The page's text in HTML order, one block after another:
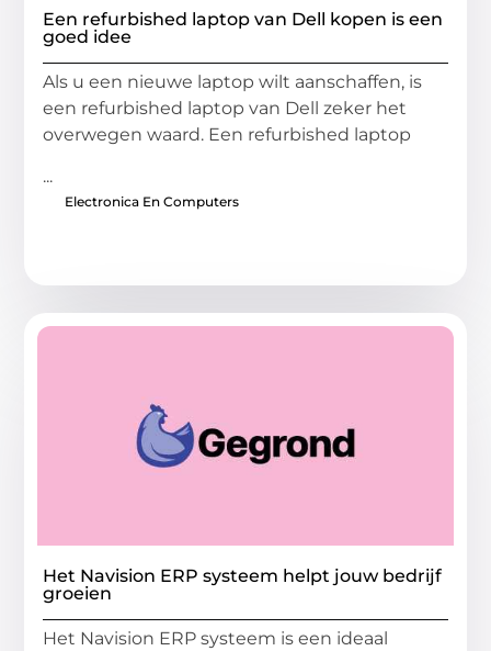
Een refurbished laptop van Dell kopen is een
goed idee
Als u een nieuwe laptop wilt aanschaffen, is
een refurbished laptop van Dell zeker het
overwegen waard. Een refurbished laptop
...
Electronica En Computers
Het Navision ERP systeem helpt jouw bedrijf
groeien
Het Navision ERP systeem is een ideaal